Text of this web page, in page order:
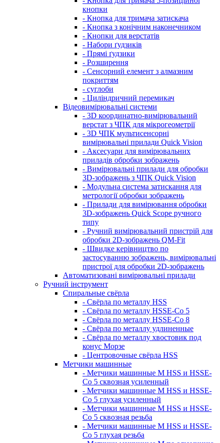
кнопки
- Кнопка для тримача затискача
- Кнопка з конічним наконечником
- Кнопки для верстатів
- Набори ґудзиків
- Прямі ґудзики
- Розширення
- Сенсорний елемент з алмазним
покриттям
- суглоби
- Циліндричний перемикач
Відеовимірювальні системи
- 3D координатно-вимірювальний
верстат з ЧПК для мікрогеометрії
- 3D ЧПК мультисенсорні
вимірювальні прилади Quick Vision
- Аксесуари для вимірювальних
приладів обробки зображень
- Вимірювальні прилади для обробки
3D-зображень з ЧПК Quick Vision
- Модульна система затискання для
метрології обробки зображень
- Прилади для вимірювання обробки
3D-зображень Quick Scope ручного
типу
- Ручний вимірювальний пристрій для
обробки 2D-зображень QM-Fit
- Швидке керівництво по
застосуванню зображень, вимірювальні
пристрої для обробки 2D-зображень
Автоматизовані вимірювальні прилади
Ручний інструмент
Спиральные свёрла
- Свёрла по металлу HSS
- Свёрла по металлу HSSE-Co 5
- Свёрла по металлу HSSE-Co 8
- Свёрла по металлу удлиненные
- Свёрла по металлу хвостовик под
конус Морзе
- Центровочные свёрла HSS
Метчики машинные
- Метчики машинные M HSS и HSSE-
Co 5 сквозная усиленный
- Метчики машинные M HSS и HSSE-
Co 5 глухая усиленный
- Метчики машинные M HSS и HSSE-
Co 5 сквозная резьба
- Метчики машинные M HSS и HSSE-
Co 5 глухая резьба